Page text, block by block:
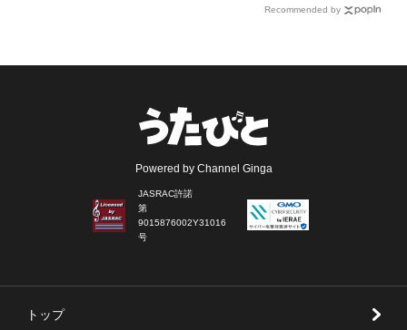
Recommended by
Powered by Channel Ginga
JASRAC許諾
第
9015876002Y31016
号
トップ